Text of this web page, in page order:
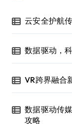
云安全护航
数据驱动，
VR跨界融合
数据驱动传
攻略